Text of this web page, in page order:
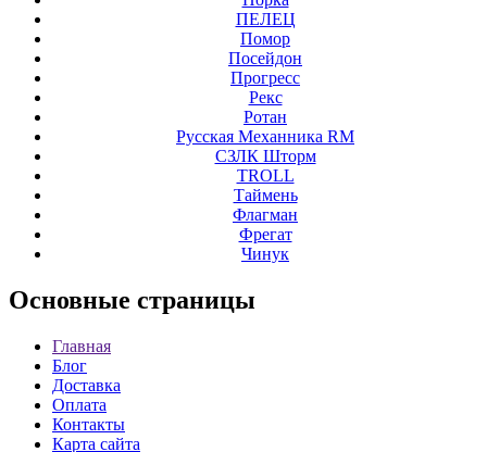
ПЕЛЕЦ
Помор
Посейдон
Прогресс
Рекс
Ротан
Русская Механника RM
СЗЛК Шторм
ТROLL
Таймень
Флагман
Фрегат
Чинук
Основные страницы
Главная
Блог
Доставка
Оплата
Контакты
Карта сайта